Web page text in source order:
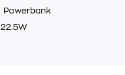
Powerbank
22.5W